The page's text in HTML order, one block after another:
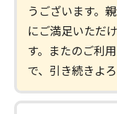
うございます。
にご満足いただ
す。またのご利
で、引き続きよ